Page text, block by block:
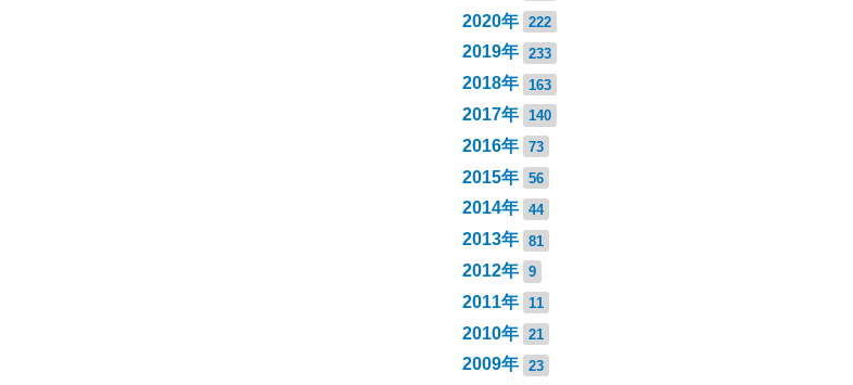
2020年 222
2019年 233
2018年 163
2017年 140
2016年 73
2015年 56
2014年 44
2013年 81
2012年 9
2011年 11
2010年 21
2009年 23